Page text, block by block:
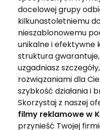
docelowej grupy
kilkunastoletniemu
nieszablonowemu
unikalne i efektywne
struktura
uzgadniasz
rozwiązaniami dla
szybkość działania i
Skorzystaj z naszej
filmy reklamowe w
przynieść Twojej